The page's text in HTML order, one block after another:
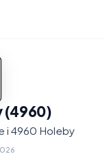
(4960)
i 4960 Holeby